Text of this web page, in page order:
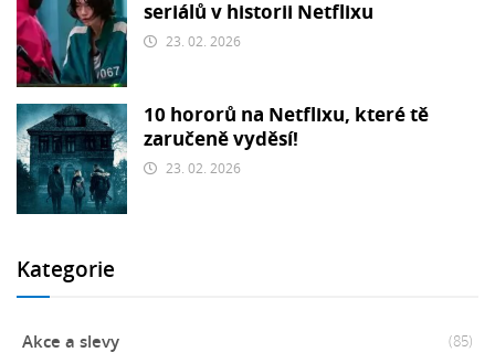
seriálů v historii Netflixu
23. 02. 2026
10 hororů na Netflixu, které tě
zaručeně vyděsí!
23. 02. 2026
Kategorie
Akce a slevy (85)